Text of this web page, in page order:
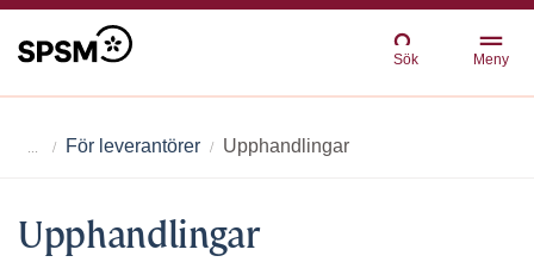
Sök Meny
För leverantörer Upphandlingar
Upphandlingar